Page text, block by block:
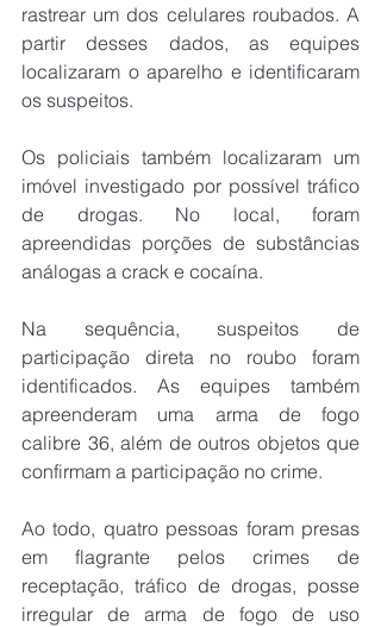
rastrear um dos celulares roubados. A
partir desses dados, as equipes
localizaram o aparelho e identificaram
os suspeitos.
Os policiais também localizaram um
imóvel investigado por possível tráfico
de drogas. No local, foram
apreendidas porções de substâncias
análogas a crack e cocaína.
Na sequência, suspeitos de
participação direta no roubo foram
identificados. As equipes também
apreenderam uma arma de fogo
calibre 36, além de outros objetos que
confirmam a participação no crime.
Ao todo, quatro pessoas foram presas
em flagrante pelos crimes de
receptação, tráfico de drogas, posse
irregular de arma de fogo de uso